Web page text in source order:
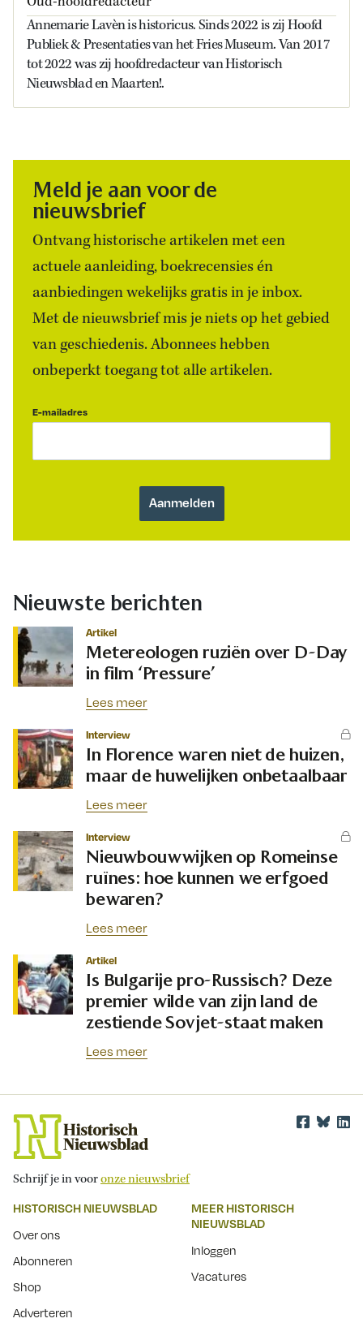
Annemarie Lavèn is historicus. Sinds 2022 is zij Hoofd
Publiek & Presentaties van het Fries Museum. Van 2017
tot 2022 was zij hoofdredacteur van Historisch
Nieuwsblad en Maarten!.
Meld je aan voor de
nieuwsbrief
Ontvang historische artikelen met een
actuele aanleiding, boekrecensies én
aanbiedingen wekelijks gratis in je inbox.
Met de nieuwsbrief mis je niets op het gebied
van geschiedenis. Abonnees hebben
onbeperkt toegang tot alle artikelen.
E-mailadres
Nieuwste berichten
Artikel
Metereologen ruziën over D-Day
in film ‘Pressure’
Lees meer
Interview
In Florence waren niet de huizen,
maar de huwelijken onbetaalbaar
Lees meer
Interview
Nieuwbouwwijken op Romeinse
ruïnes: hoe kunnen we erfgoed
bewaren?
Lees meer
Artikel
Is Bulgarije pro-Russisch? Deze
premier wilde van zijn land de
zestiende Sovjet-staat maken
Lees meer
Schrijf je in vooronze nieuwsbrief
HISTORISCH NIEUWSBLAD
Over ons
Abonneren
Shop
Adverteren
MEER HISTORISCH
NIEUWSBLAD
Inloggen
Vacatures